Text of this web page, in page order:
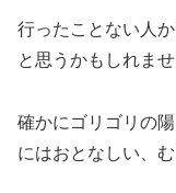
行ったことない人
と思うかもしれま
確かにゴリゴリの
にはおとなしい、